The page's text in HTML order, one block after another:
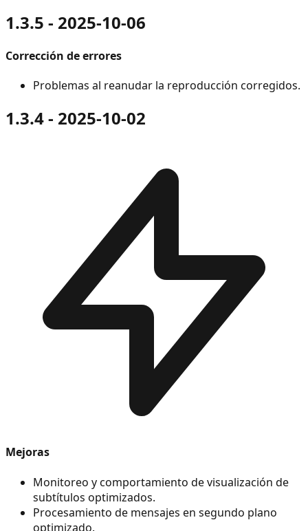
1.3.5 - 2025-10-06
Corrección de errores
Problemas al reanudar la reproducción corregidos.
1.3.4 - 2025-10-02
Mejoras
Monitoreo y comportamiento de visualización de
subtítulos optimizados.
Procesamiento de mensajes en segundo plano
optimizado.